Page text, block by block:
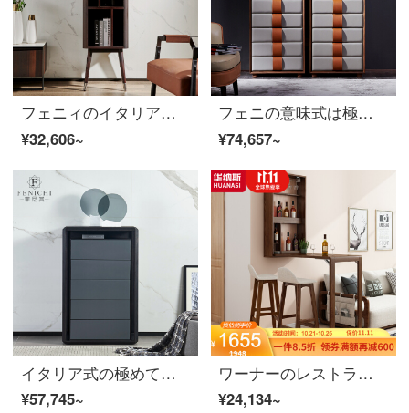
フェニィのイタリア式の極簡単な木の角の戸棚の隅の戸棚の物置棚の客間北欧の近代的な角の戸棚の収納の箱の意味式の極簡【角の戸棚】
¥32,606~
フェニの意味式は極簡単で、丸木七斗棚の胡桃の木の鞍の皮は軽奢で、近代的な寝室の斗箪笥の収納棚【イタリア式極簡馬鞍の皮】斗箱の整頓ができています。
¥74,657~
イタリア式の極めて簡単な5斗の箱の寝室の小さい部屋型の暗いどんぐりの実の木の引き出し式の収納棚の軽い豪華なデザイナーの家具の斗の箱のイタリア式はきわめて簡単です。
¥57,745~
ワーナーのレストラン北欧は簡単で壁の小さいカウンターのテーブルと椅子の組み合わせによって胡桃の木の色のカウンター+2*バーの椅子(F 628)を組み合わせます。
¥24,134~